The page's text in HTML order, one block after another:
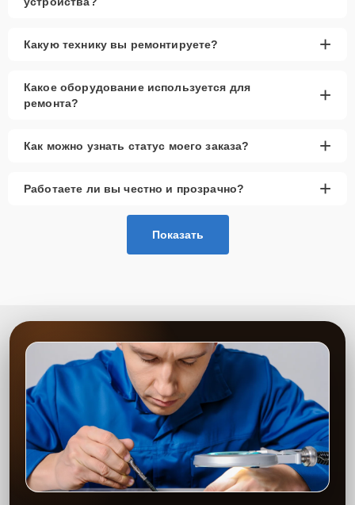
Какую технику вы ремонтируете? +
Какое оборудование используется для
ремонта?
+
Как можно узнать статус моего заказа? +
Работаете ли вы честно и прозрачно? +
Показать